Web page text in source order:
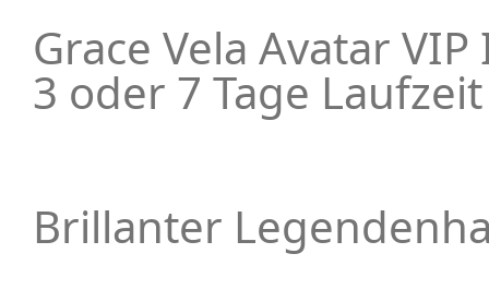
Grace Vela Avatar
3 oder 7 Tage Laufzeit
Brillanter